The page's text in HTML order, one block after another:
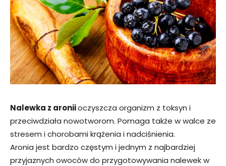
Nalewka z aroniioczyszcza organizm z toksyn i
przeciwdziała nowotworom. Pomaga także w walce ze
stresem i chorobami krążenia i nadciśnienia.
Aronia jest bardzo częstym i jednym z najbardziej
przyjaznych owoców do przygotowywania nalewek w